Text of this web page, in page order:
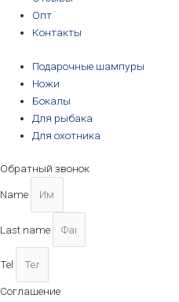
Опт
Контакты
Подарочные шампуры
Ножи
Бокалы
Для рыбака
Для охотника
Обратный звонок
Name
Last name
Tel
Соглашение